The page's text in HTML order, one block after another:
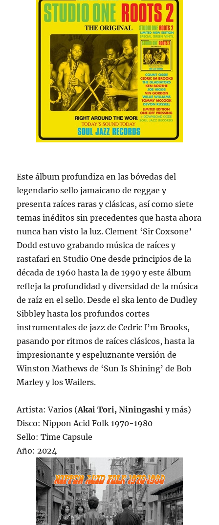
Este álbum profundiza en las bóvedas del
legendario sello jamaicano de reggae y
presenta raíces raras y clásicas, así como siete
temas inéditos sin precedentes que hasta ahora
nunca han visto la luz. Clement ‘Sir Coxsone’
Dodd estuvo grabando música de raíces y
rastafari en Studio One desde principios de la
década de 1960 hasta la de 1990 y este álbum
refleja la profundidad y diversidad de la música
de raíz en el sello. Desde el ska lento de Dudley
Sibbley hasta los profundos cortes
instrumentales de jazz de Cedric I’m Brooks,
pasando por ritmos de raíces clásicos, hasta la
impresionante y espeluznante versión de
Winston Mathews de ‘Sun Is Shining’ de Bob
Marley y los Wailers.
Artista: Varios (Akai Tori, Niningashiy más)
Disco: Nippon Acid Folk 1970-1980
Sello: Time Capsule
Año: 2024